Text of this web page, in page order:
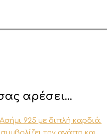
αρέσει…